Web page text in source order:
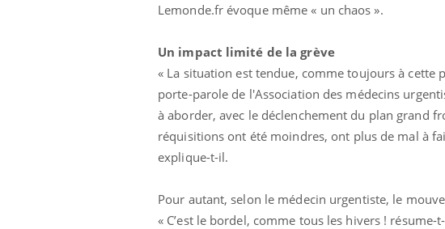
Lemonde.fr évoque même « un chaos ».
Un impact limité de la grève
« La situation est tendue, comme toujours à cette
porte-parole de l'Association des médecins
à aborder, avec le déclenchement du plan grand
réquisitions ont été moindres, ont plus de mal à
explique-t-il.
Pour autant, selon le médecin urgentiste, le
« C’est le bordel, comme tous les hivers !
Cancer colorectal : une
stratégie simple aurait
basque